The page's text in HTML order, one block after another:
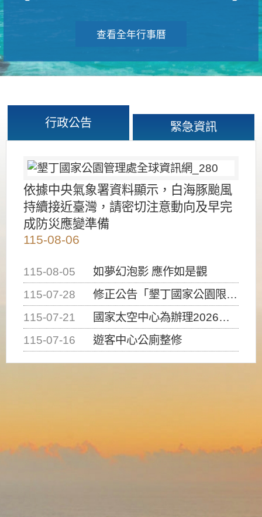
查看全年行事曆
行政公告 緊急資訊
依據中央氣象署資料顯示，白海豚颱風
持續接近臺灣，請密切注意動向及早完
成防災應變準備
115-08-06
115-08-05
如夢幻泡影 應作如是觀
115-07-28
修正公告「墾丁國家公園限制水域遊憩活動之種類、範圍、時間及行為」，自即日生效。
115-07-21
國家太空中心為辦理2026台灣盃火箭競賽，陸、海、空域警戒及協調相關事宜，因颱風備案事宜
115-07-16
遊客中心公廁整修